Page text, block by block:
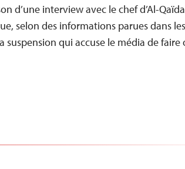
d’une interview avec le chef d’Al-
selon des informations parues dans
suspension qui accuse le média de faire